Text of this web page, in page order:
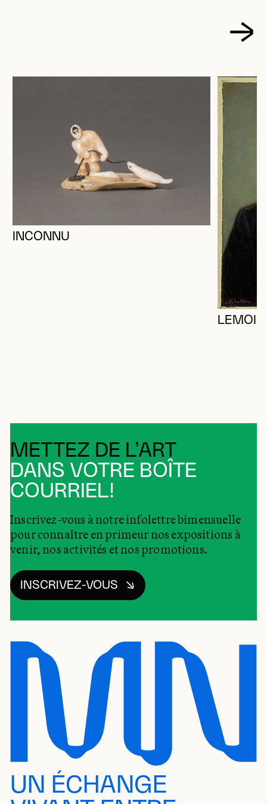
INCONNU
METTEZ DE L’ART
DANS VOTRE BOÎTE
COURRIEL!
Inscrivez-vous à notre infolettre bimensuelle
pour connaître en primeur nos expositions à
venir, nos activités et nos promotions.
INSCRIVEZ-VOUS
UN ÉCHANGE